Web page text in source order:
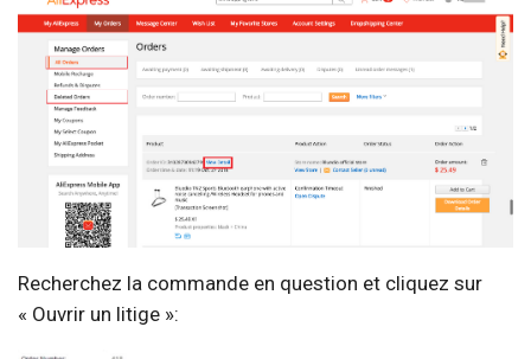
Recherchez la commande en question et cliquez sur
« Ouvrir un litige »: